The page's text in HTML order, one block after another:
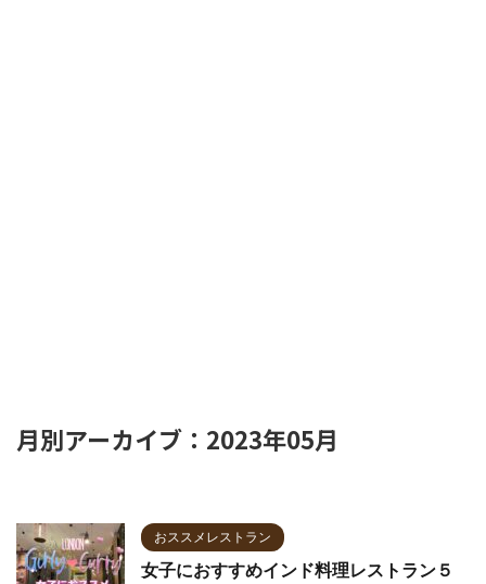
月別アーカイブ：2023年05月
おススメレストラン
女子におすすめインド料理レストラン５